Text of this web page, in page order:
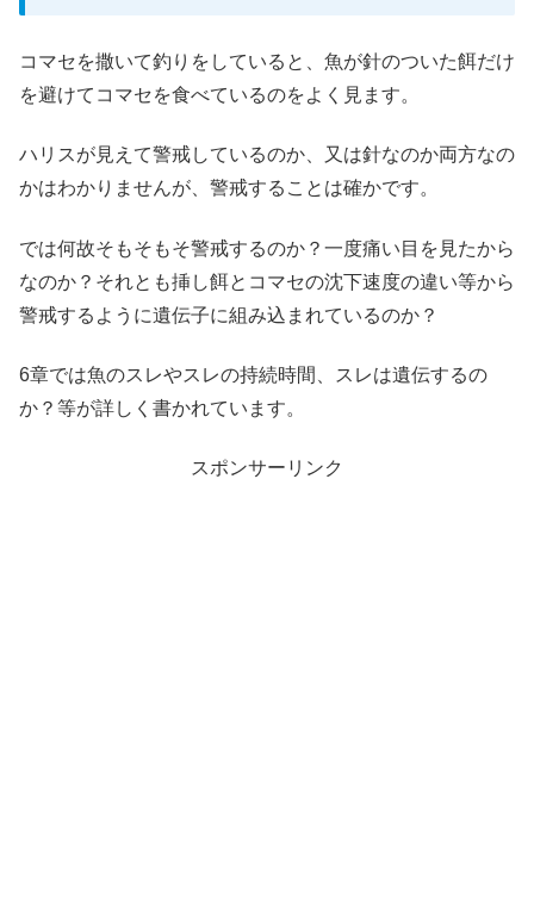
コマセを撒いて釣りをしていると、魚が針のついた餌だけ
を避けてコマセを食べているのをよく見ます。
ハリスが見えて警戒しているのか、又は針なのか両方なの
かはわかりませんが、警戒することは確かです。
では何故そもそもそ警戒するのか？一度痛い目を見たから
なのか？それとも挿し餌とコマセの沈下速度の違い等から
警戒するように遺伝子に組み込まれているのか？
6章では魚のスレやスレの持続時間、スレは遺伝するの
か？等が詳しく書かれています。
スポンサーリンク